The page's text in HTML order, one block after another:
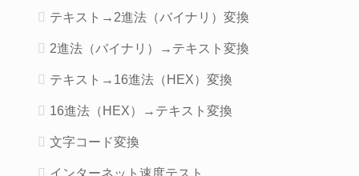
テキスト→2進法（バイナリ）変換
2進法（バイナリ）→テキスト変換
テキスト→16進法（HEX）変換
16進法（HEX）→テキスト変換
文字コード変換
インターネット速度テスト